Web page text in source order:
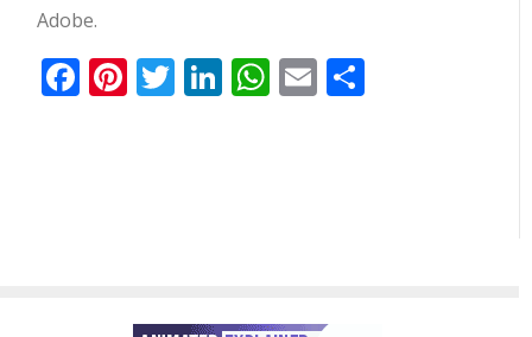
Adobe.
Facebook
Pinterest
Twitter
LinkedIn
WhatsApp
Email